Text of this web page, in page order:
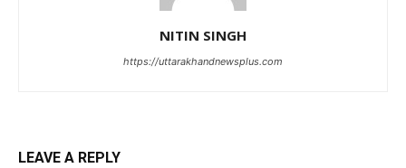
NITIN SINGH
https://uttarakhandnewsplus.com
LEAVE A REPLY